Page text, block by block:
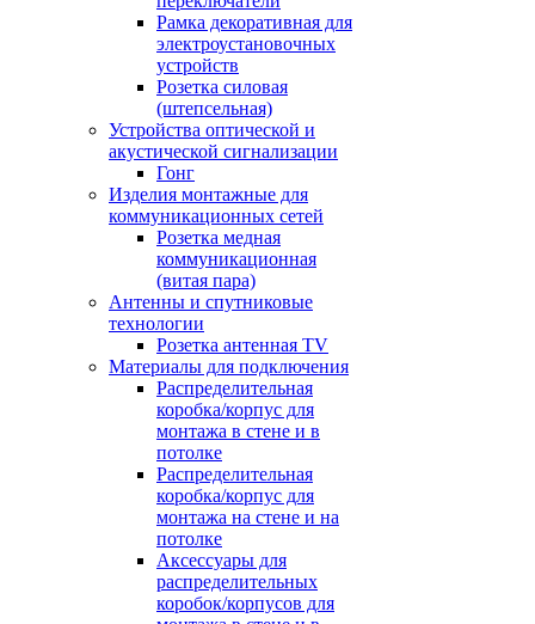
Рамка декоративная для
электроустановочных
устройств
Розетка силовая
(штепсельная)
Устройства оптической и
акустической сигнализации
Гонг
Изделия монтажные для
коммуникационных сетей
Розетка медная
коммуникационная
(витая пара)
Антенны и спутниковые
технологии
Розетка антенная TV
Материалы для подключения
Распределительная
коробка/корпус для
монтажа в стене и в
потолке
Распределительная
коробка/корпус для
монтажа на стене и на
потолке
Аксессуары для
распределительных
коробок/корпусов для